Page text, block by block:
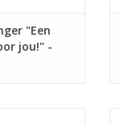
"Een
jou!" -
en leukste